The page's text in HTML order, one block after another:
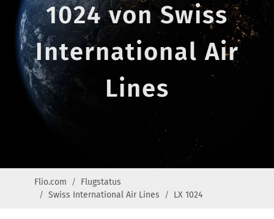
1024 von Swiss
International Air
Lines
Flio.com
Flugstatus
Swiss International Air Lines
LX 1024